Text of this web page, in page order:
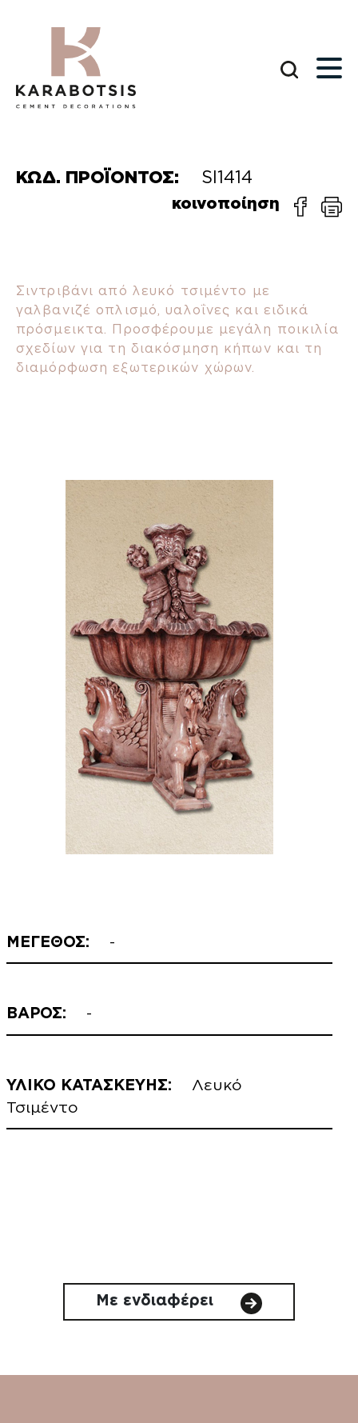
ΚΩΔ. ΠΡΟΪΟΝΤΟΣ: SI1414
κοινοποίηση
Σιντριβάνι από λευκό τσιμέντο με
γαλβανιζέ οπλισμό, υαλοΐνες και ειδικά
πρόσμεικτα. Προσφέρουμε μεγάλη ποικιλία
σχεδίων για τη διακόσμηση κήπων και τη
διαμόρφωση εξωτερικών χώρων.
ΜΕΓΕΘΟΣ: -
ΒΑΡΟΣ: -
ΥΛΙΚΟ ΚΑΤΑΣΚΕΥΗΣ:
Λευκό
Τσιμέντο
Με ενδιαφέρει